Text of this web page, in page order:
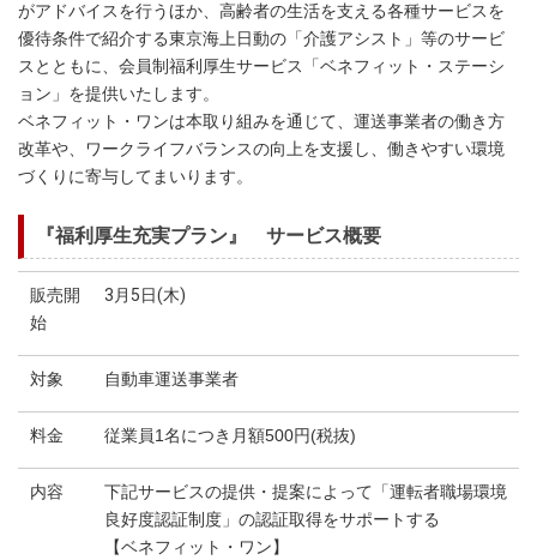
がアドバイスを行うほか、高齢者の生活を支える各種サービスを
優待条件で紹介する東京海上日動の「介護アシスト」等のサービ
スとともに、会員制福利厚生サービス「ベネフィット・ステーシ
ョン」を提供いたします。
ベネフィット・ワンは本取り組みを通じて、運送事業者の働き方
改革や、ワークライフバランスの向上を支援し、働きやすい環境
づくりに寄与してまいります。
『福利厚生充実プラン』 サービス概要
販売開
始
3月5日(木)
対象 自動車運送事業者
料金 従業員1名につき月額500円(税抜)
内容
下記サービスの提供・提案によって「運転者職場環境
良好度認証制度」の認証取得をサポートする
【ベネフィット・ワン】